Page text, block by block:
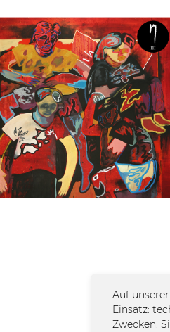
Auf
Einsatz:
Zwecken.